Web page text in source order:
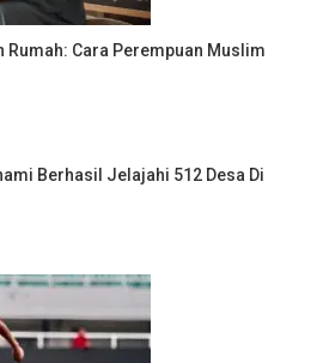
Rumah: Cara Perempuan Muslim
Berhasil Jelajahi 512 Desa Di